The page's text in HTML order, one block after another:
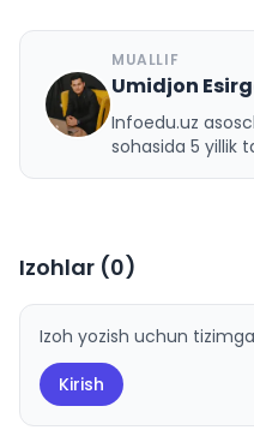
U
MUALLIF
Umidjon
Infoedu.uz
sohasida 5 yillik
Izohlar (0)
Izoh yozish uchun
Kirish